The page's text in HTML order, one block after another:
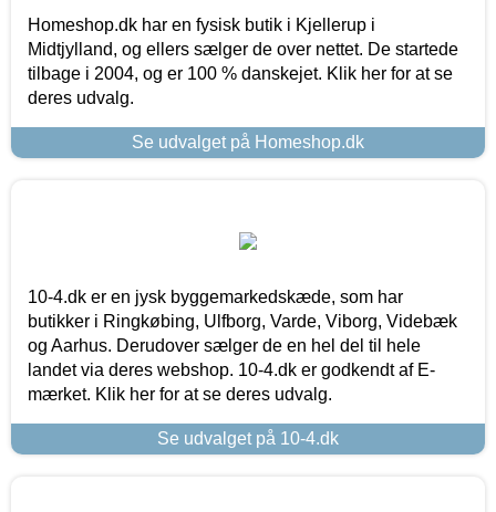
Homeshop.dk har en fysisk butik i Kjellerup i
Midtjylland, og ellers sælger de over nettet. De startede
tilbage i 2004, og er 100 % danskejet. Klik her for at se
deres udvalg.
Se udvalget på Homeshop.dk
10-4.dk er en jysk byggemarkedskæde, som har
butikker i Ringkøbing, Ulfborg, Varde, Viborg, Videbæk
og Aarhus. Derudover sælger de en hel del til hele
landet via deres webshop. 10-4.dk er godkendt af E-
mærket. Klik her for at se deres udvalg.
Se udvalget på 10-4.dk